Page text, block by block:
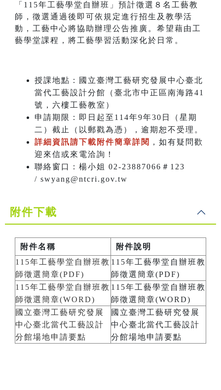
「115年工藝學堂自辦班」預計徵選８名工藝教
師，徵選通過後即可依規定進行招生及教學活
動，工藝中心將協助辦理公告推廣。希望藉由工
藝學堂課程，將工藝學習活動深化於日常。
授課地點：國立臺灣工藝研究發展中心臺北
當代工藝設計分館（臺北市中正區南海路41
號，六樓工藝教室）
申請期限：即日起至114年9年30日（星期
二）截止（以郵戳為憑），逾期恕不受理。
詳細資訊請下載附件簡章詳閱
，如有疑問歡
迎來信或來電洽詢！
聯絡窗口：楊小姐 02-23887066＃123
/ swyang@ntcri.gov.tw
附件下載
附件名稱
附件說明
115年工藝學堂自辦班教
師徵選簡章(PDF)
115年工藝學堂自辦班教
師徵選簡章(PDF)
115年工藝學堂自辦班教
師徵選簡章(WORD)
115年工藝學堂自辦班教
師徵選簡章(WORD)
國立臺灣工藝研究發展
中心臺北當代工藝設計
分館場地申請要點
國立臺灣工藝研究發展
中心臺北當代工藝設計
分館場地申請要點